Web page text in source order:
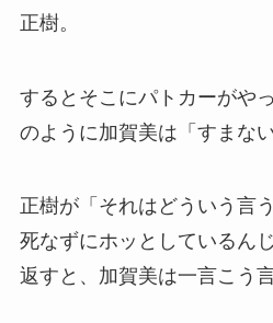
正樹。
するとそこにパトカーがや
のように加賀美は「すまな
正樹が「それはどういう言
死なずにホッとしているん
返すと、加賀美は一言こう